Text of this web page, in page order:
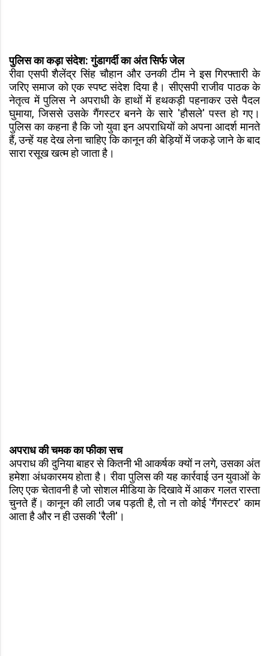
पुलिस का कड़ा संदेश: गुंडागर्दी का अंत सिर्फ जेल
रीवा एसपी शैलेंद्र सिंह चौहान और उनकी टीम ने इस गिरफ्तारी के
जरिए समाज को एक स्पष्ट संदेश दिया है। सीएसपी राजीव पाठक के
नेतृत्व में पुलिस ने अपराधी के हाथों में हथकड़ी पहनाकर उसे पैदल
घुमाया, जिससे उसके गैंगस्टर बनने के सारे 'हौसले' पस्त हो गए।
पुलिस का कहना है कि जो युवा इन अपराधियों को अपना आदर्श मानते
हैं, उन्हें यह देख लेना चाहिए कि कानून की बेड़ियों में जकड़े जाने के बाद
सारा रसूख खत्म हो जाता है।
अपराध की चमक का फीका सच
अपराध की दुनिया बाहर से कितनी भी आकर्षक क्यों न लगे, उसका अंत
हमेशा अंधकारमय होता है। रीवा पुलिस की यह कार्रवाई उन युवाओं के
लिए एक चेतावनी है जो सोशल मीडिया के दिखावे में आकर गलत रास्ता
चुनते हैं। कानून की लाठी जब पड़ती है, तो न तो कोई 'गैंगस्टर' काम
आता है और न ही उसकी 'रैली'।